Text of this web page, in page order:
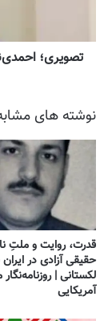
تصویری؛
نوشته های
قدرت، روایت و ملتِ
حقیقی آزادی در ایران
لکستانی |
آمریکایی